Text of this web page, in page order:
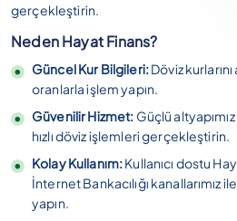
gerçekleştirin.
Neden Hayat Finans?
Güncel Kur Bilgileri:Döviz
oranlarla işlem yapın.
Güvenilir Hizmet: Güçlü
hızlı döviz işlemleri gerçekleştirin.
Kolay Kullanım:Kullanıcı dostu
İnternet Bankacılığı kanallarımız
yapın.